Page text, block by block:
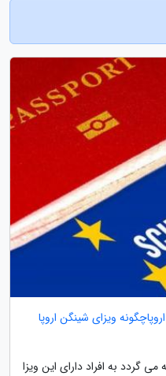
ویزای شینگن اروپا
گردد به افراد دارای این ویزا